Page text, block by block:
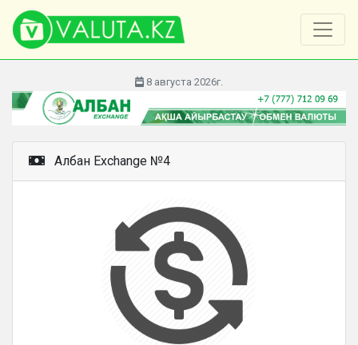
8 августа 2026г.
Албан Exchange №4